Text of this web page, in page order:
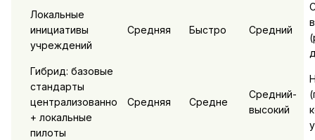
Локальные
инициативы
учреждений
Средняя Быстро Средний
Гибрид: базовые
стандарты
централизованно
+ локальные
пилоты
Средняя Средне
Средний-
высокий